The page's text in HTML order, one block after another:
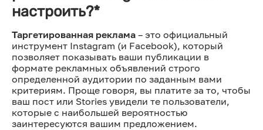
настроить?*
Таргетированная реклама – это официальный
инструмент Instagram (и Facebook), который
позволяет показывать ваши публикации в
формате рекламных объявлений строго
определенной аудитории по заданным вами
критериям. Проще говоря, вы платите за то, чтобы
ваш пост или Stories увидели те пользователи,
которые с наибольшей вероятностью
заинтересуются вашим предложением.